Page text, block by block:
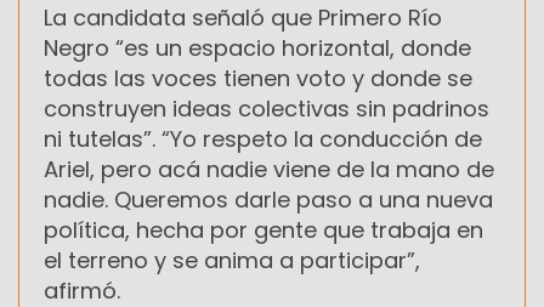
La candidata señaló que Primero Río
Negro “es un espacio horizontal, donde
todas las voces tienen voto y donde se
construyen ideas colectivas sin padrinos
ni tutelas”. “Yo respeto la conducción de
Ariel, pero acá nadie viene de la mano de
nadie. Queremos darle paso a una nueva
política, hecha por gente que trabaja en
el terreno y se anima a participar”,
afirmó.